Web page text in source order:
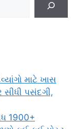
માટે ખાસ
પસંદગી,
1900+